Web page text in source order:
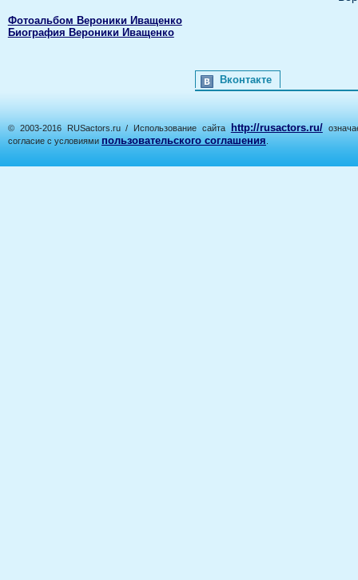
Фотоальбом Вероники Иващенко
Биография Вероники Иващенко
Вконтакте
© 2003-2016 RUSactors.ru / Использование сайта http://rusactors.ru/
согласие с условиями пользовательского соглашения